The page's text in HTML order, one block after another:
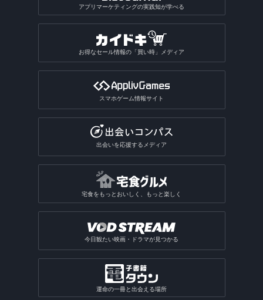
アプリマーケティングの実践知が学べる
お得なセール情報の「買い時」メディア
スマホゲーム情報サイト
出会いを応援するメディア
宅食をもっとおいしく、もっと楽しく
今日観たい映画・ドラマが見つかる
運命の一冊と出会える場所